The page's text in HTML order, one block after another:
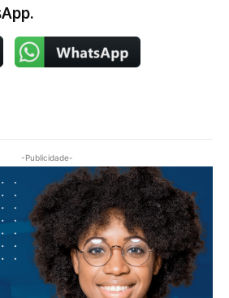
-Publicidade-